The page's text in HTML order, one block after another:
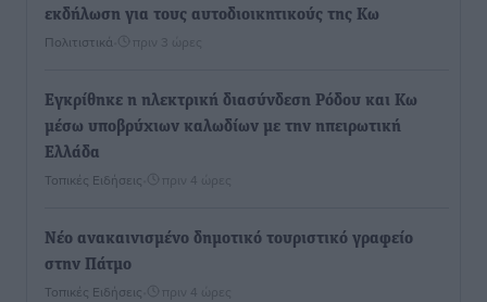
εκδήλωση για τους αυτοδιοικητικούς της Κω
Πολιτιστικά πριν 3 ώρες
Εγκρίθηκε η ηλεκτρική διασύνδεση Ρόδου και Κω
μέσω υποβρύχιων καλωδίων με την ηπειρωτική
Ελλάδα
Τοπικές Ειδήσεις πριν 4 ώρες
Νέο ανακαινισμένο δημοτικό τουριστικό γραφείο
στην Πάτμο
Τοπικές Ειδήσεις πριν 4 ώρες